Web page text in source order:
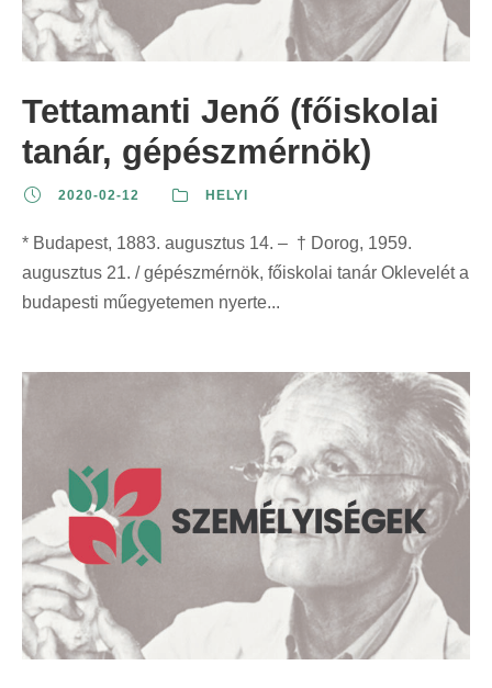
Tettamanti Jenő (főiskolai
tanár, gépészmérnök)
2020-02-12 HELYI
* Budapest, 1883. augusztus 14. – † Dorog, 1959.
augusztus 21. / gépészmérnök, főiskolai tanár Oklevelét a
budapesti műegyetemen nyerte...